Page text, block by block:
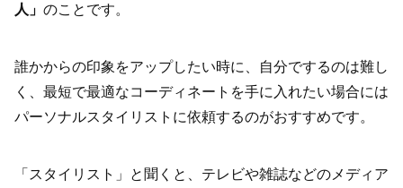
人」 のことです。
誰かからの印象をアップしたい時に、自分でするのは難し
く、最短で最適なコーディネートを手に入れたい場合には
パーソナルスタイリストに依頼するのがおすすめです。
「スタイリスト」と聞くと、テレビや雑誌などのメディア